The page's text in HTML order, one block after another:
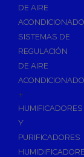
Soportes
Bombas
Bombas de
Bombas
Calderas
Grupos
DE AIRE
ACONDICIONADO
SISTEMAS DE
REGULACIÓN
DE AIRE
ACONDICIONADO
+
HUMIFICADORES
Y
PURIFICADORES